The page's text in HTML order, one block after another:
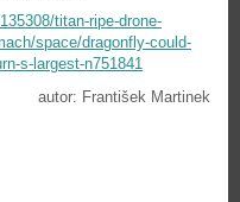
titan-ripe-drone-
space/dragonfly-could-
s-largest-n751841
autor: František Martinek